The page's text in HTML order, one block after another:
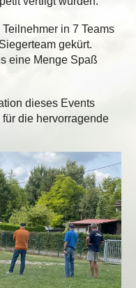
in 7 Teams
gekürt.
eine Menge Spaß
dieses Events
die hervorragende